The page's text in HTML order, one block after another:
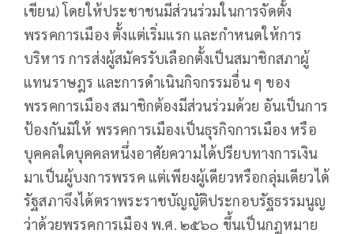
เขียน) โดยให้ประชาชนมีส่วนร่วมในการจัดตั้ง
พรรคการเมือง ตั้งแต่เริ่มแรก และกำหนดให้การ
บริหาร การส่งผู้สมัครรับเลือกตั้งเป็นสมาชิกสภาผู้
แทนราษฎร และการดำเนินกิจกรรมอื่น ๆ ของ
พรรคการเมือง สมาชิกต้องมีส่วนร่วมด้วย อันเป็นการ
ป้องกันมิให้ พรรคการเมืองเป็นธุรกิจการเมือง หรือ
บุคคลใดบุคคลหนึ่งอาศัยความได้ปรียบทางการเงิน
มาเป็นผู้บงการพรรค แต่เพียงผู้เดียวหรือกลุ่มเดียวได้
รัฐสภาจึงได้ตราพระราชบัญญัติประกอบรัฐธรรมนูญ
ว่าด้วยพรรคการเมือง พ.ศ. ๒๕๖๐ ขึ้นเป็นกฎหมาย